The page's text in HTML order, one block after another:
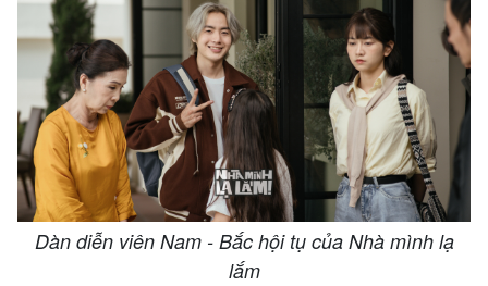
Dàn diễn viên Nam - Bắc hội tụ của Nhà mình lạ
lắm